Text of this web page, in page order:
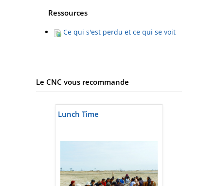
Ressources
Ce qui s'est perdu et ce qui se voit
Le CNC vous recommande
Lunch Time